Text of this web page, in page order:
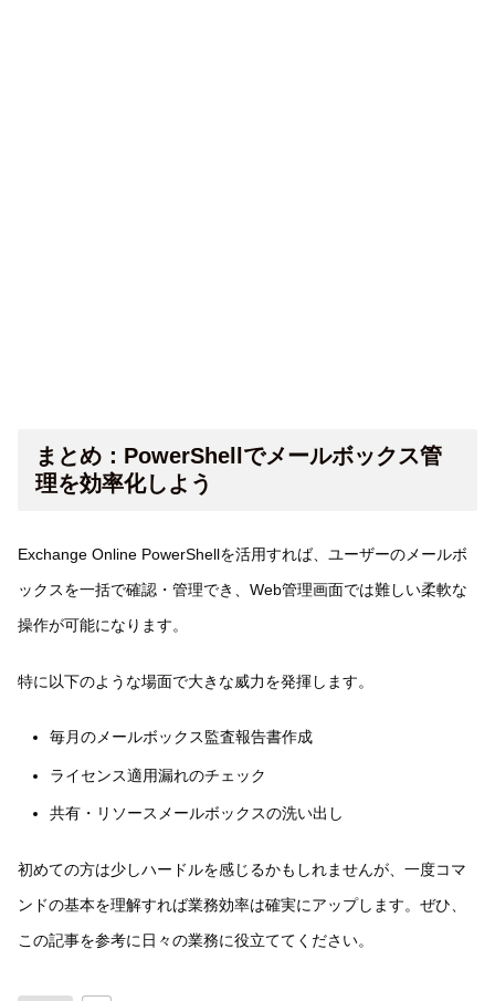
まとめ：PowerShellでメールボックス管
理を効率化しよう
Exchange Online PowerShellを活用すれば、ユーザーのメールボ
ックスを一括で確認・管理でき、Web管理画面では難しい柔軟な
操作が可能になります。
特に以下のような場面で大きな威力を発揮します。
毎月のメールボックス監査報告書作成
ライセンス適用漏れのチェック
共有・リソースメールボックスの洗い出し
初めての方は少しハードルを感じるかもしれませんが、一度コマ
ンドの基本を理解すれば業務効率は確実にアップします。ぜひ、
この記事を参考に日々の業務に役立ててください。